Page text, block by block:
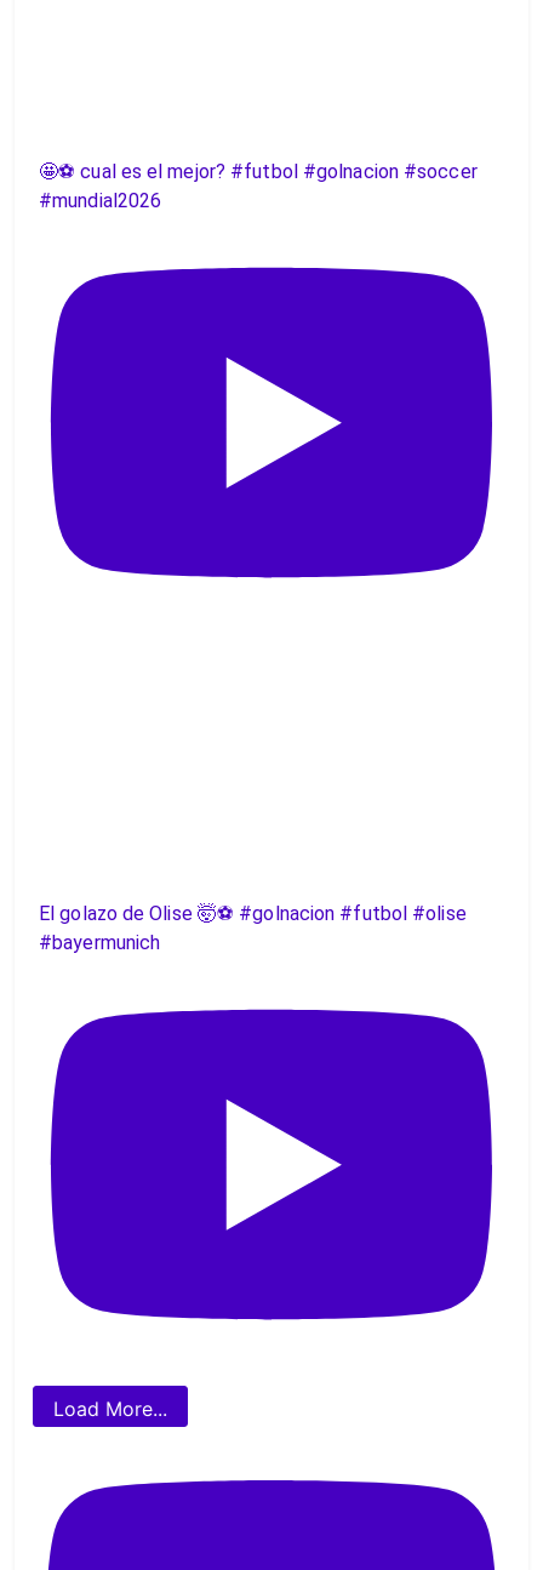
🤩⚽️ cual es el mejor? #futbol #golnacion #soccer
#mundial2026
El golazo de Olise 🤯⚽️ #golnacion #futbol #olise
#bayermunich
Load More...